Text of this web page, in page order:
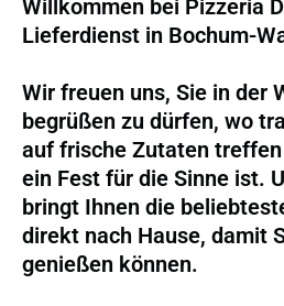
Willkommen bei Pizzeria
Lieferdienst in Bochum-
Wir freuen uns, Sie in der
begrüßen zu dürfen, wo
auf frische Zutaten
ein Fest für die Sinne ist.
bringt Ihnen die
direkt nach Hause, damit
genießen können.